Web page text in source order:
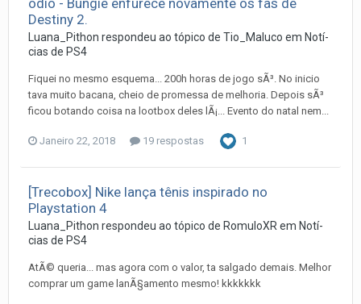
Destiny 2.
Luana_Pithon respondeu ao tópico de Tio_Maluco em Notí­
cias de PS4
Fiquei no mesmo esquema... 200h horas de jogo sÃ³. No inicio
tava muito bacana, cheio de promessa de melhoria. Depois sÃ³
ficou botando coisa na lootbox deles lÃ¡... Evento do natal nem...
Janeiro 22, 2018 19 respostas 1
[Trecobox] Nike lança tênis inspirado no
Playstation 4
Luana_Pithon respondeu ao tópico de RomuloXR em Notí­
cias de PS4
AtÃ© queria... mas agora com o valor, ta salgado demais. Melhor
comprar um game lanÃ§amento mesmo! kkkkkkk